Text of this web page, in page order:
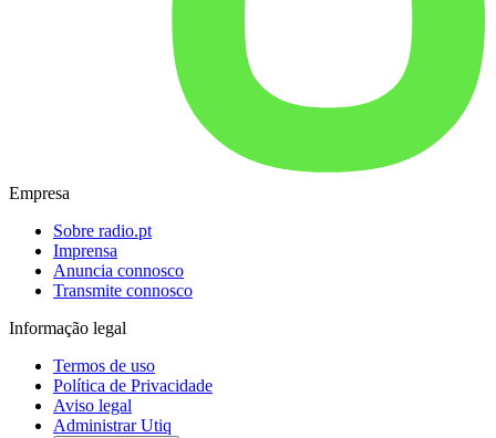
Empresa
Sobre radio.pt
Imprensa
Anuncia connosco
Transmite connosco
Informação legal
Termos de uso
Política de Privacidade
Aviso legal
Administrar Utiq